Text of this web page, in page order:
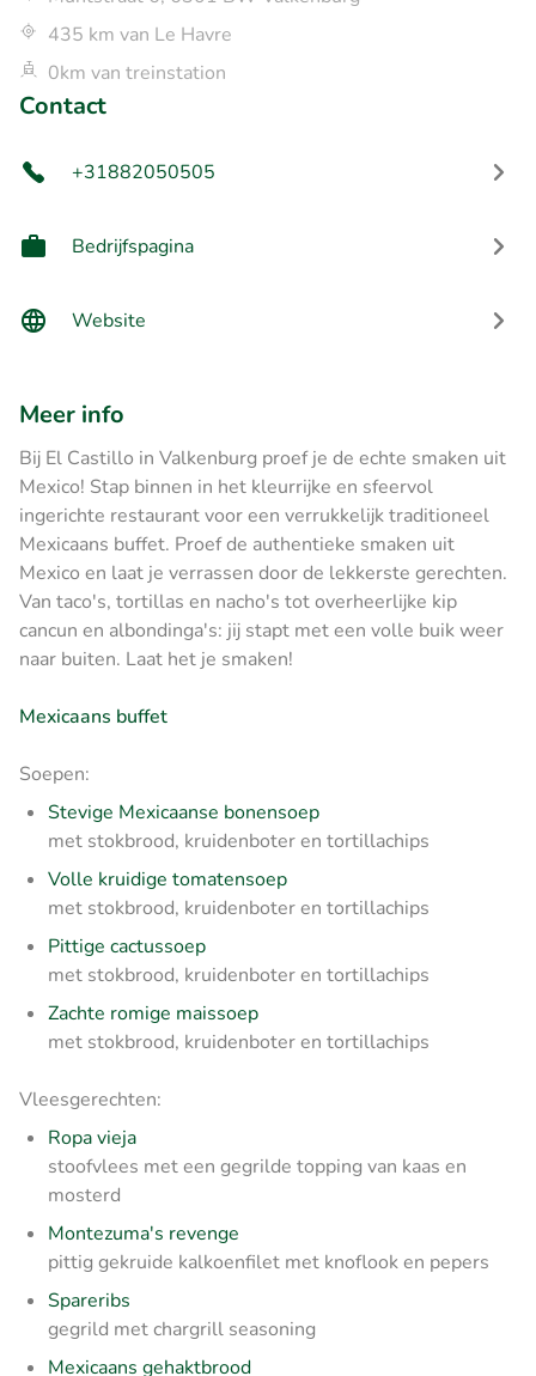
435 km van Le Havre
0km van treinstation
Contact
+31882050505
Bedrijfspagina
Website
Meer info
Bij El Castillo in Valkenburg proef je de echte smaken uit
Mexico! Stap binnen in het kleurrijke en sfeervol
ingerichte restaurant voor een verrukkelijk traditioneel
Mexicaans buffet. Proef de authentieke smaken uit
Mexico en laat je verrassen door de lekkerste gerechten.
Van taco's, tortillas en nacho's tot overheerlijke kip
cancun en albondinga's: jij stapt met een volle buik weer
naar buiten. Laat het je smaken!
Mexicaans buffet
Soepen:
Stevige Mexicaanse bonensoep
met stokbrood, kruidenboter en tortillachips
Volle kruidige tomatensoep
met stokbrood, kruidenboter en tortillachips
Pittige cactussoep
met stokbrood, kruidenboter en tortillachips
Zachte romige maissoep
met stokbrood, kruidenboter en tortillachips
Vleesgerechten:
Ropa vieja
stoofvlees met een gegrilde topping van kaas en
mosterd
Montezuma's revenge
pittig gekruide kalkoenfilet met knoflook en pepers
Spareribs
gegrild met chargrill seasoning
Mexicaans gehaktbrood